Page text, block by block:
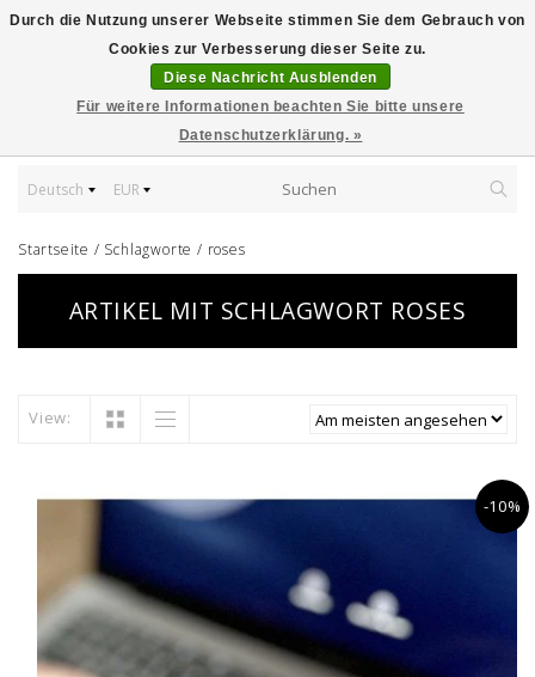
Deutsch EUR
Startseite / Schlagworte / roses
ARTIKEL MIT SCHLAGWORT ROSES
View:
-10%
Durch die Nutzung unserer Webseite stimmen Sie dem Gebrauch von
Cookies zur Verbesserung dieser Seite zu.
Diese Nachricht Ausblenden
Für weitere Informationen beachten Sie bitte unsere
Datenschutzerklärung. »